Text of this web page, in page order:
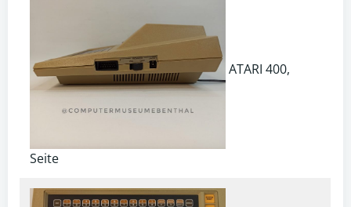
ATARI 400,
Seite